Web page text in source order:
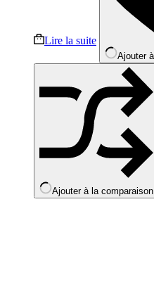
Lire la suite
Ajouter
Ajouter à la comparaison